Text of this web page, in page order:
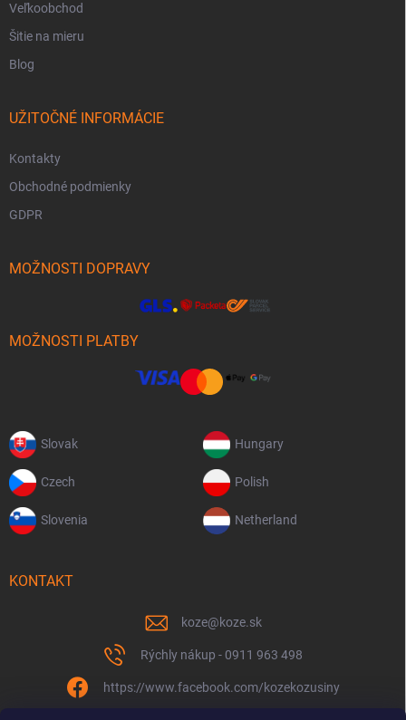
Veľkoobchod
Šitie na mieru
Blog
UŽITOČNÉ INFORMÁCIE
Kontakty
Obchodné podmienky
GDPR
MOŽNOSTI DOPRAVY
MOŽNOSTI PLATBY
Slovak Hungary
Czech Polish
Slovenia Netherland
KONTAKT
koze@koze.sk
Rýchly nákup - 0911 963 498
https://www.facebook.com/kozekozusiny